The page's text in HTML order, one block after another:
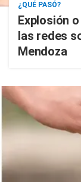
¿QUÉ PASÓ?
Explosión
las redes
Mendoza